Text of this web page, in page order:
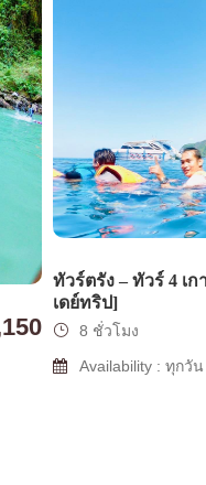
ทัวร์ตรัง – ทัวร์ 4 เ
เดย์ทริป]
8 ชั่วโมง
Availability : ทุกวัน